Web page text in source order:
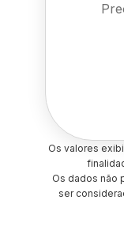
Os valores
Os dados não
ser